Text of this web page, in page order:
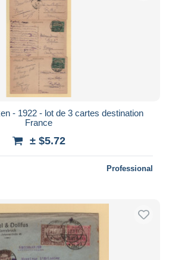
- 1922 - lot de 3 cartes destination
France
± $5.72
Professional